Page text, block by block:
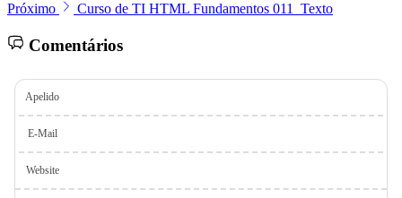
Próximo
Curso de TI HTML Fundamentos 011_Texto
Comentários
Apelido
E-Mail
Website